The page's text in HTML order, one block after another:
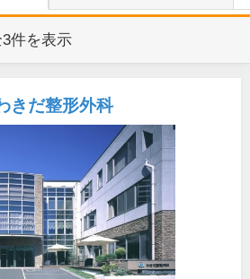
3件を表示
きだ整形外科